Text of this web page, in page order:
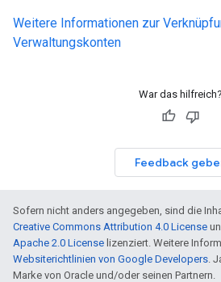
Weitere Informationen zur
Verwaltungskonten
War das hilfreich?
Feedback
Sofern nicht anders angegeben, sind die
Creative Commons Attribution 4.0 License
Apache 2.0 License lizenziert. Weitere
Websiterichtlinien von Google Developers.
Marke von Oracle und/oder seinen Partnern.